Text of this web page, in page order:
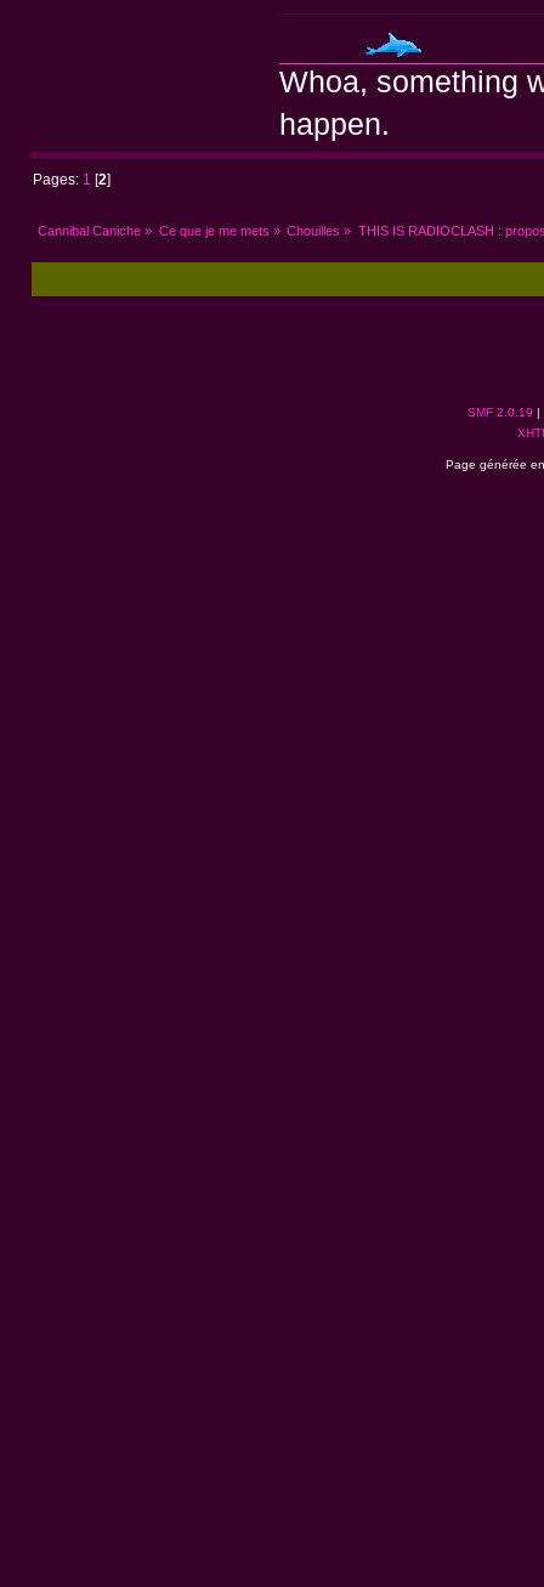
Whoa, something
happen.
Pages: 1 [2
Cannibal Caniche » Ce que je me mets » Chouilles » THIS IS RADIOCLASH :
SMF 2.0.19 |
Page générée